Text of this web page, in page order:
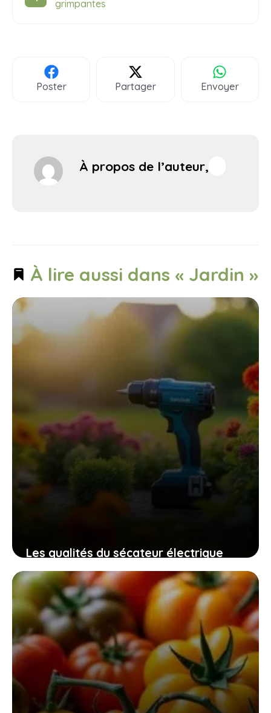
grimpantes
Poster Partager Envoyer
À propos de l’auteur,
À lire aussi dans « Jardin »
Les qualités du sécateur électrique
swansoft pru28 pour un jardinage
efficace, sûr et sans fatigue
10 novembre 2025